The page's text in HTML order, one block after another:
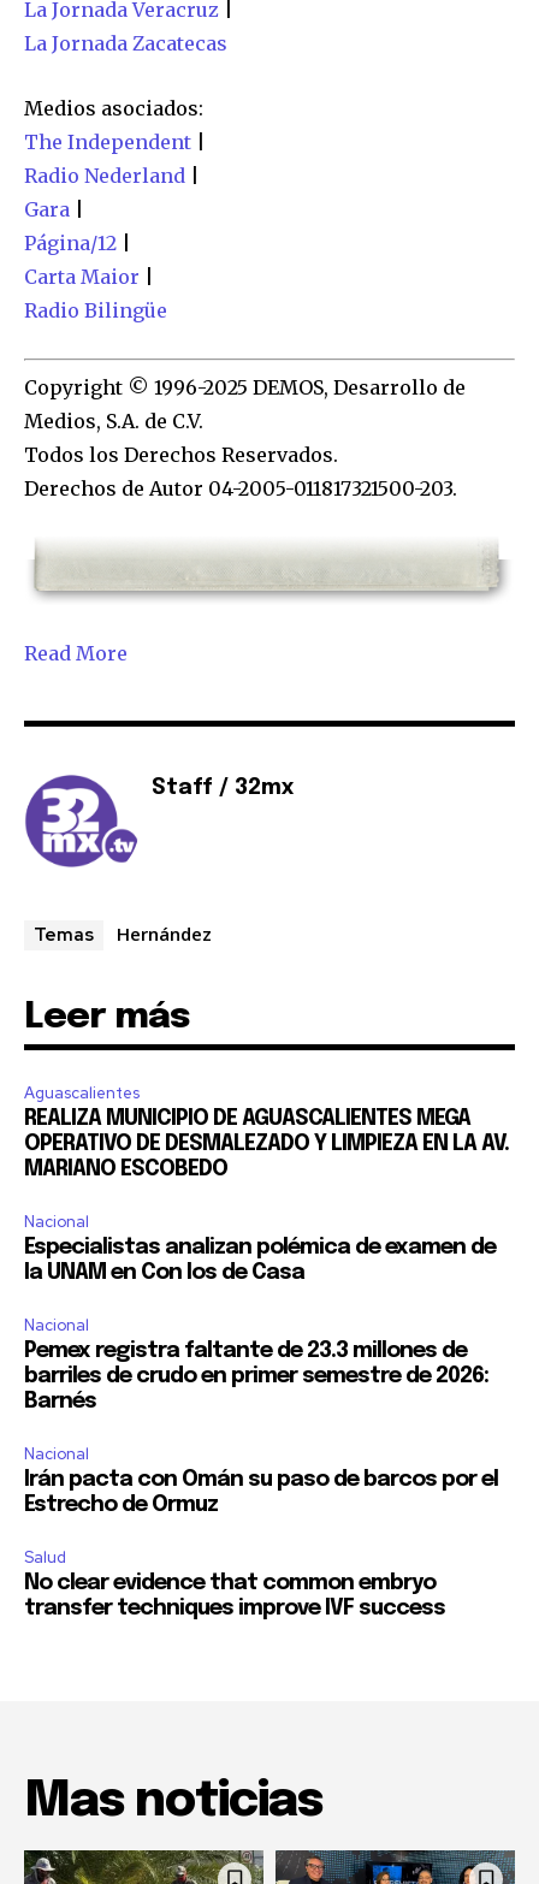
La Jornada Veracruz
La Jornada Zacatecas
Medios asociados:
The Independent
Radio Nederland
Gara
Página/12
Carta Maior
Radio Bilingüe
Copyright © 1996-2025 DEMOS, Desarrollo de
Medios, S.A. de C.V.
Todos los Derechos Reservados.
Derechos de Autor 04-2005-011817321500-203.
Read More
Staff / 32mx
Temas Hernández
Leer más
Aguascalientes
REALIZA MUNICIPIO DE AGUASCALIENTES MEGA
OPERATIVO DE DESMALEZADO Y LIMPIEZA EN LA AV.
MARIANO ESCOBEDO
Nacional
Especialistas analizan polémica de examen de
la UNAM en Con los de Casa
Nacional
Pemex registra faltante de 23.3 millones de
barriles de crudo en primer semestre de 2026:
Barnés
Nacional
Irán pacta con Omán su paso de barcos por el
Estrecho de Ormuz
Salud
No clear evidence that common embryo
transfer techniques improve IVF success
Mas noticias